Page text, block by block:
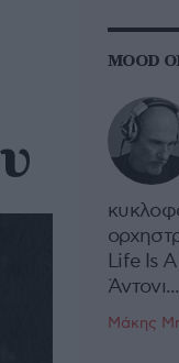
MOOD
Life Is
Άντονι...
Μάκης